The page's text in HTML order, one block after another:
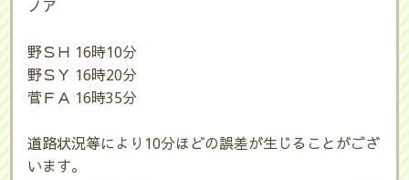
ノア
野ＳＨ 16時10分
野ＳＹ 16時20分
菅ＦＡ 16時35分
道路状況等により10分ほどの誤差が生じることがござ
います。